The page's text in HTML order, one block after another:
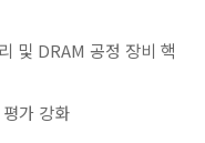
및 DRAM 공정 장비 핵
가 강화